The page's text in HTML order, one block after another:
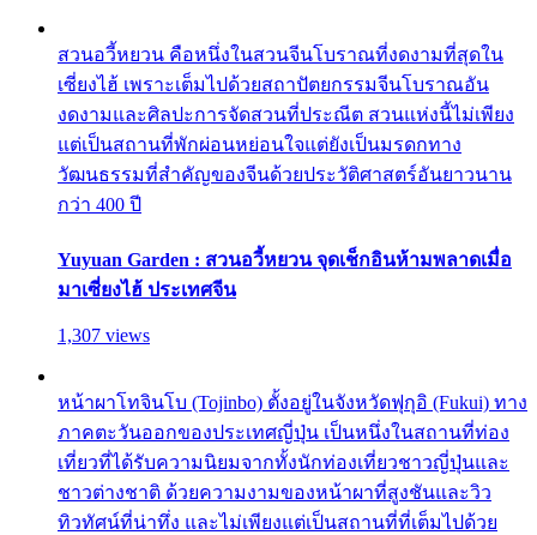
สวนอวี้หยวน คือหนึ่งในสวนจีนโบราณที่งดงามที่สุดใน
เซี่ยงไฮ้ เพราะเต็มไปด้วยสถาปัตยกรรมจีนโบราณอัน
งดงามและศิลปะการจัดสวนที่ประณีต สวนแห่งนี้ไม่เพียง
แต่เป็นสถานที่พักผ่อนหย่อนใจแต่ยังเป็นมรดกทาง
วัฒนธรรมที่สำคัญของจีนด้วยประวัติศาสตร์อันยาวนาน
กว่า 400 ปี
Yuyuan Garden : สวนอวี้หยวน จุดเช็กอินห้ามพลาดเมื่อ
มาเซี่ยงไฮ้ ประเทศจีน
1,307 views
หน้าผาโทจินโบ (Tojinbo) ตั้งอยู่ในจังหวัดฟุกุอิ (Fukui) ทาง
ภาคตะวันออกของประเทศญี่ปุ่น เป็นหนึ่งในสถานที่ท่อง
เที่ยวที่ได้รับความนิยมจากทั้งนักท่องเที่ยวชาวญี่ปุ่นและ
ชาวต่างชาติ ด้วยความงามของหน้าผาที่สูงชันและวิว
ทิวทัศน์ที่น่าทึ่ง และไม่เพียงแต่เป็นสถานที่ที่เต็มไปด้วย